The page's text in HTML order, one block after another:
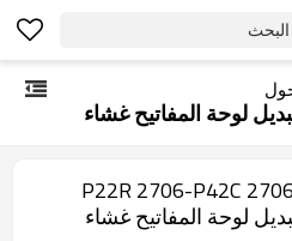
2706-P22R 2706-P42C